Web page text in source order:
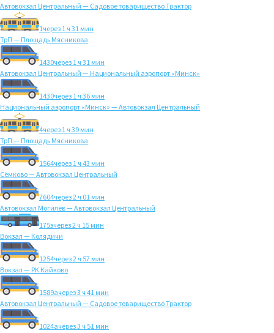
Автовокзал Центральный — Садовое товарищество Трактор
1через 1 ч 31 мин
ТрП — Площадь Мясникова
1430через 1 ч 31 мин
Автовокзал Центральный — Национальный аэропорт «Минск»
1430через 1 ч 36 мин
Национальный аэропорт «Минск» — Автовокзал Центральный
4через 1 ч 39 мин
ТрП — Площадь Мясникова
1564через 1 ч 43 мин
Сёмково — Автовокзал Центральный
7604через 2 ч 01 мин
Автовокзал Могилёв — Автовокзал Центральный
175эчерез 2 ч 15 мин
Вокзал — Колядичи
1254через 2 ч 57 мин
Вокзал — РК Кайково
1589ачерез 3 ч 41 мин
Автовокзал Центральный — Садовое товарищество Трактор
1024ачерез 3 ч 51 мин